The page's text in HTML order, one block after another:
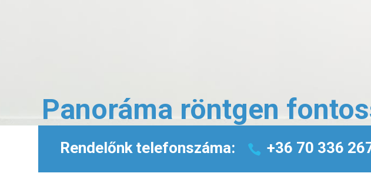
Panoráma röntgen
Rendelőnk telefonszáma: +36 70 336